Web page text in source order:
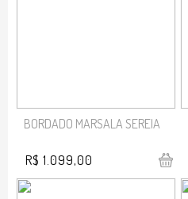
BORDADO MARSALA SEREIA
R$ 1.099,00